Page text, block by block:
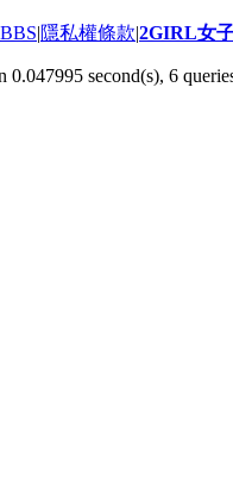
|隱私權條款|2GIRL女
0.047995 second(s), 6